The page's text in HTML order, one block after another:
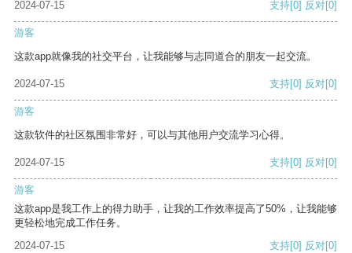
2024-07-15 支持[0] 反对[0]
游客
这款app就像我的社交平台，让我能够与志同道合的朋友一起交流。
2024-07-15 支持[0] 反对[0]
游客
这款软件的社区氛围非常好，可以与其他用户交流学习心得。
2024-07-15 支持[0] 反对[0]
游客
这款app是我工作上的得力助手，让我的工作效率提高了50%，让我能够
更轻松地完成工作任务。
2024-07-15
支持[0] 反对[0]